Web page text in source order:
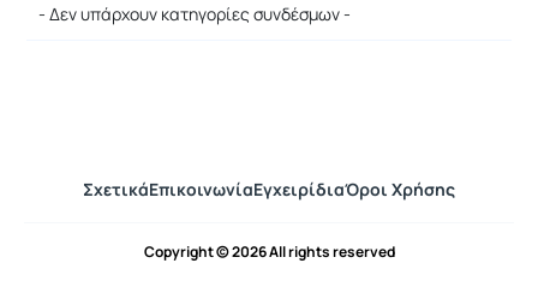
- Δεν υπάρχουν κατηγορίες συνδέσμων -
ΣχετικάΕπικοινωνίαΕγχειρίδιαΌροι Χρήσης
Copyright © 2026 All rights reserved